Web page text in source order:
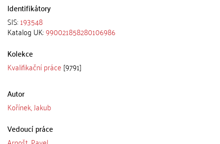
Identifikátory
SIS:193548
Katalog UK:990021858280106986
Kolekce
Kvalifikační práce [9791]
Autor
Kořínek, Jakub
Vedoucí práce